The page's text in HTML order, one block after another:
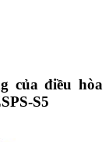
của điều hòa
S5